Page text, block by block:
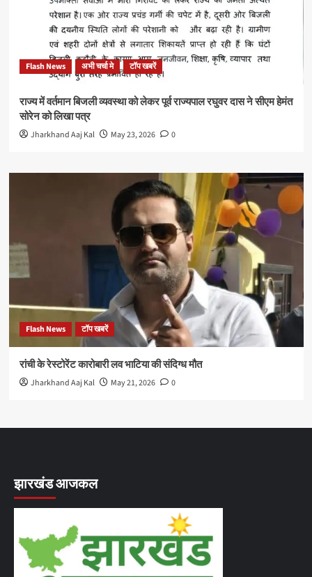
Flash News अभी चर्चा मे टॉप खबरें
राज्य में वर्तमान बिजली व्यवस्था को लेकर पूर्व राज्यपाल रघुवर दास ने सीएम हेमंत
सोरेन को लिखा पत्र
Jharkhand Aaj Kal May 23, 2026 0
Flash News टॉप खबरें
रांची के रेस्टोरेंट कारोबारी लव भाटिया की संदिग्ध मौत
Jharkhand Aaj Kal May 21, 2026 0
झारखंड आजकल